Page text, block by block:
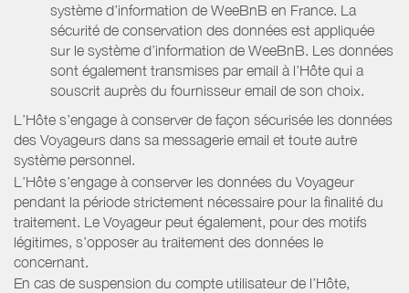
système d’information de WeeBnB en France. La
sécurité de conservation des données est appliquée
sur le système d’information de WeeBnB. Les données
sont également transmises par email à l’Hôte qui a
souscrit auprès du fournisseur email de son choix.
L’Hôte s’engage à conserver de façon sécurisée les données
des Voyageurs dans sa messagerie email et toute autre
système personnel.
L’Hôte s’engage à conserver les données du Voyageur
pendant la période strictement nécessaire pour la finalité du
traitement. Le Voyageur peut également, pour des motifs
légitimes, s’opposer au traitement des données le
concernant.
En cas de suspension du compte utilisateur de l’Hôte,